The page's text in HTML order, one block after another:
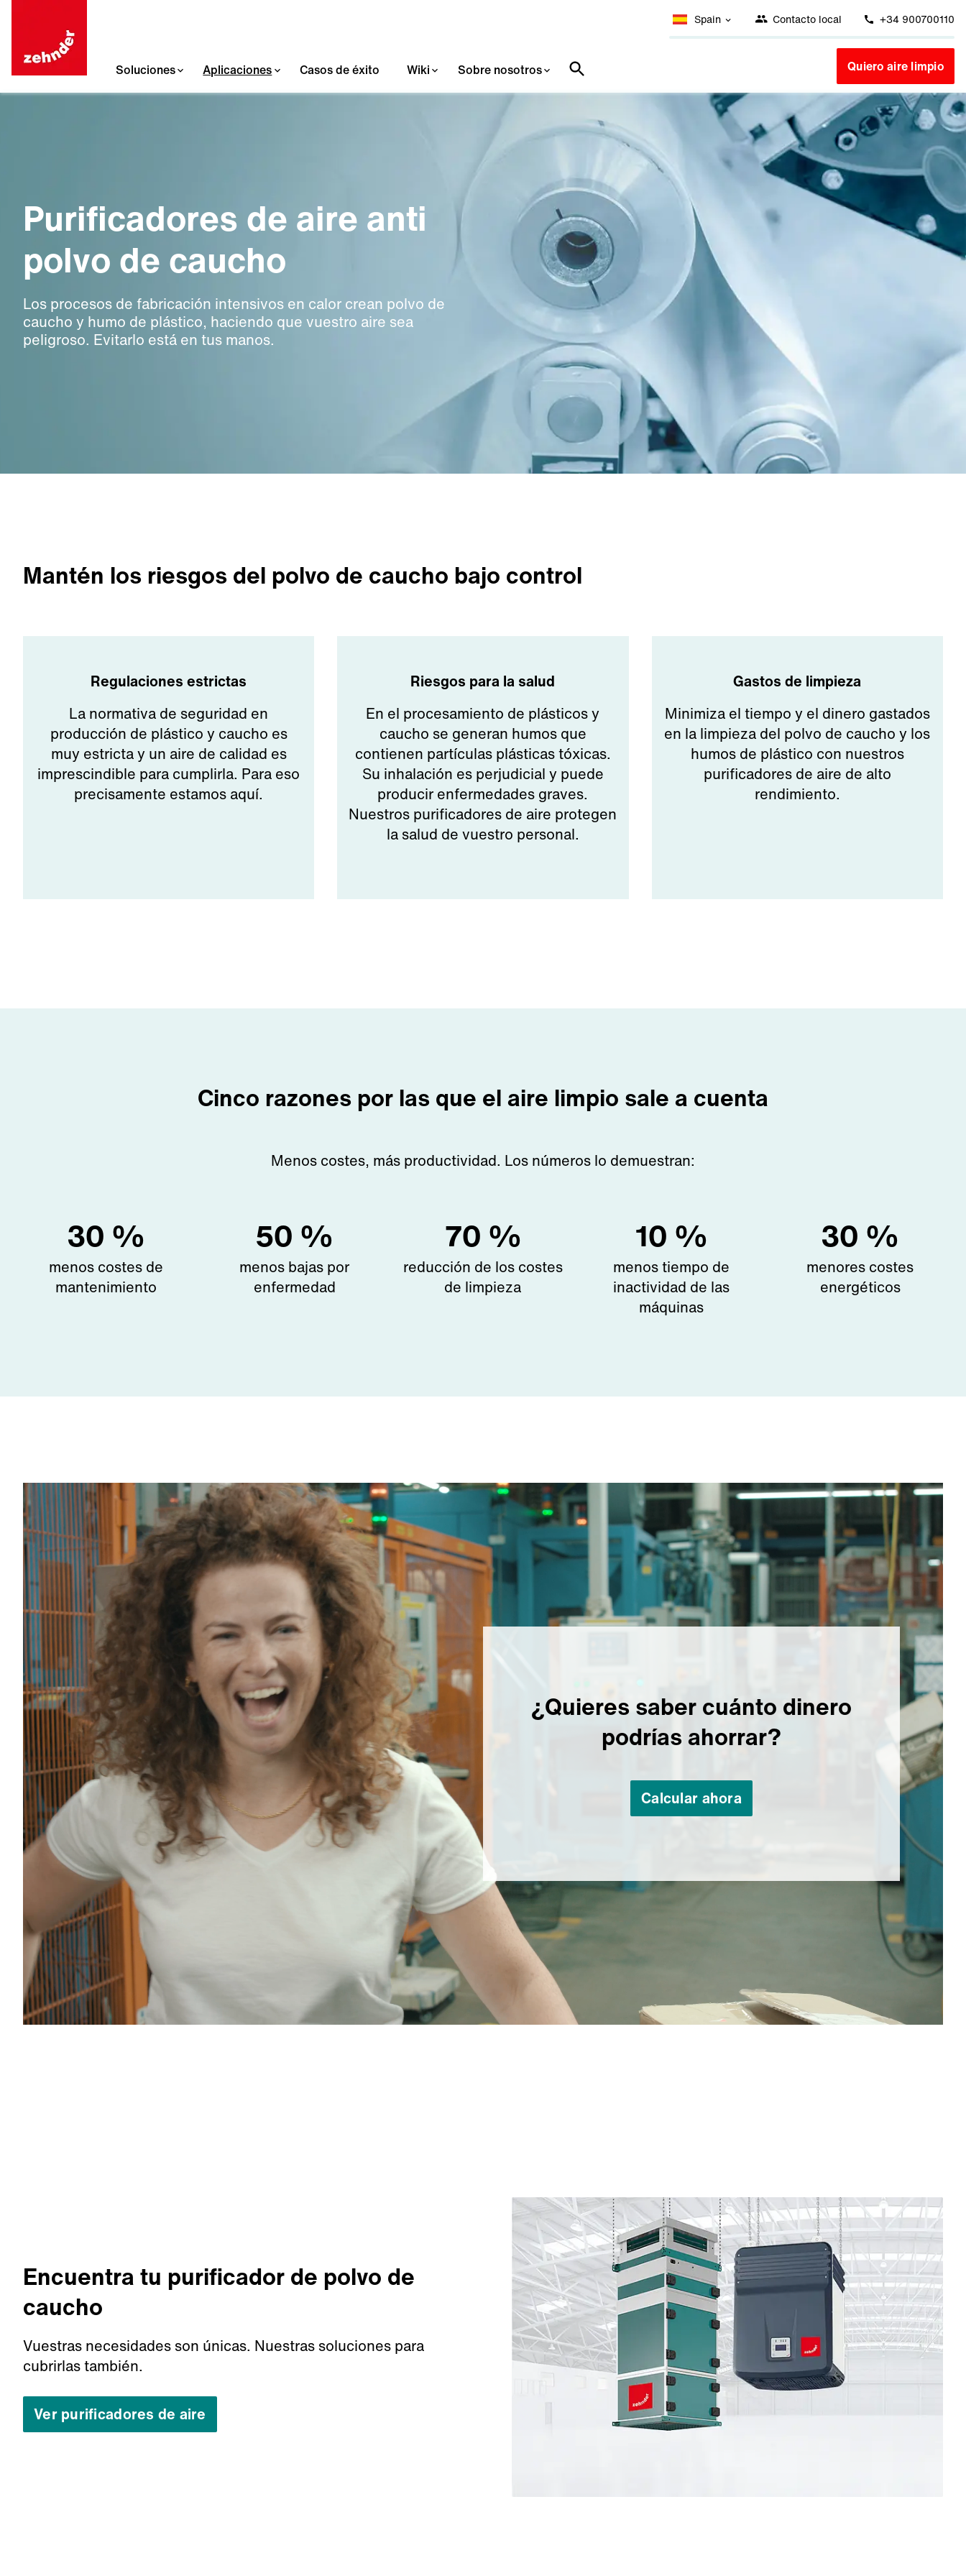
Spain Contacto local +34 900700110
Soluciones Aplicaciones Casos de éxito Wiki Sobre nosotros Quiero aire limpio
Purificadores de aire anti
polvo de caucho
Los procesos de fabricación intensivos en calor crean polvo de
caucho y humo de plástico, haciendo que vuestro aire sea
peligroso. Evitarlo está en tus manos.
Mantén los riesgos del polvo de caucho bajo control
Regulaciones estrictas
La normativa de seguridad en
producción de plástico y caucho es
muy estricta y un aire de calidad es
imprescindible para cumplirla. Para eso
precisamente estamos aquí.
Riesgos para la salud
En el procesamiento de plásticos y
caucho se generan humos que
contienen partículas plásticas tóxicas.
Su inhalación es perjudicial y puede
producir enfermedades graves.
Nuestros purificadores de aire protegen
la salud de vuestro personal.
Gastos de limpieza
Minimiza el tiempo y el dinero gastados
en la limpieza del polvo de caucho y los
humos de plástico con nuestros
purificadores de aire de alto
rendimiento.
Cinco razones por las que el aire limpio sale a cuenta
Menos costes, más productividad. Los números lo demuestran:
30 %
menos costes de
mantenimiento
50 %
menos bajas por
enfermedad
70 %
reducción de los costes
de limpieza
10 %
menos tiempo de
inactividad de las
máquinas
30 %
menores costes
energéticos
¿Quieres saber cuánto dinero
podrías ahorrar?
Calcular ahora
Encuentra tu purificador de polvo de
caucho
Vuestras necesidades son únicas. Nuestras soluciones para
cubrirlas también.
Ver purificadores de aire